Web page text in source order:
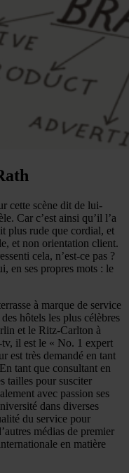
cette scène dit de lui-
Car c’est ainsi qu’il l’a
plus rude que cordial, et
et non orientation client.
cela, n’est-ce pas ?
en ses propres mots : le
à marque de service
hôtels les plus célèbres
et le Ritz-Carlton à
il est le « No. 1 expert
est très demandé en tant
tant que consultant en
tailles pour susciter
avec passion ses
dans diverses
du service pour
médias de premier
en matière